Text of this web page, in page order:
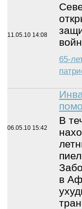
11.05.10 14:08
65-
06.05.10 15:42
В
в